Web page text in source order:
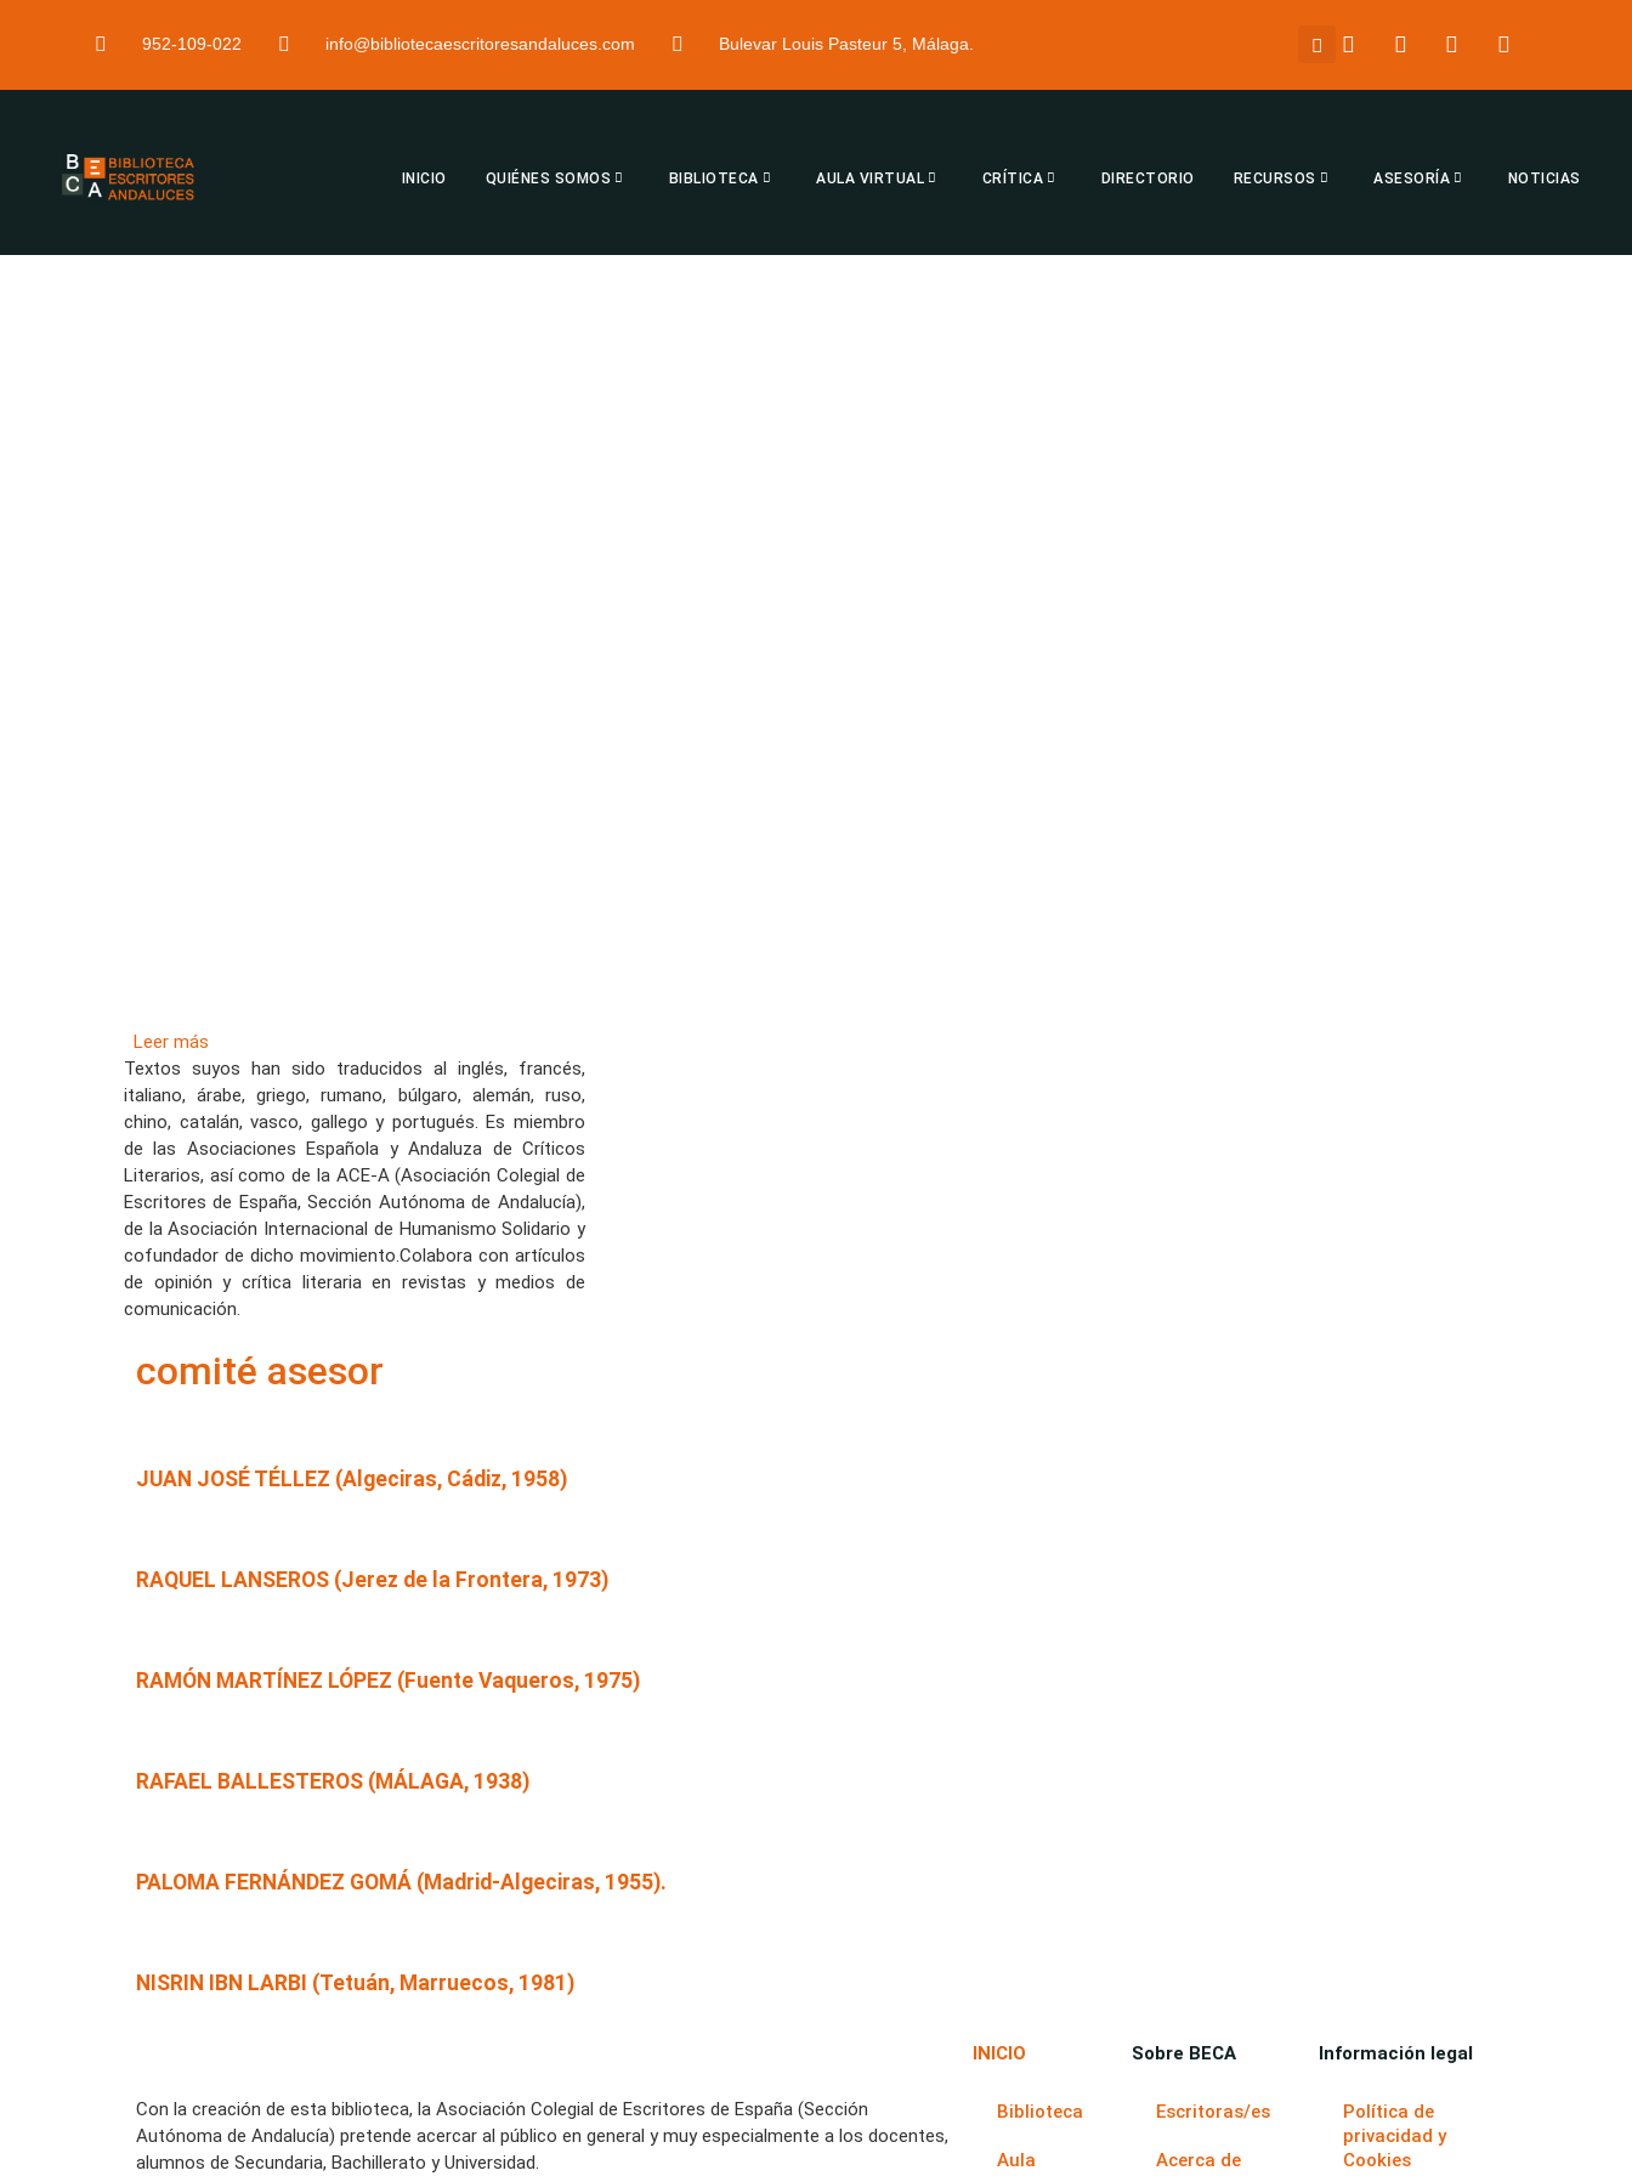
952-109-022 info@bibliotecaescritoresandaluces.com Bulevar Louis Pasteur 5, Málaga.
INICIO QUIÉNES SOMOS BIBLIOTECA AULA VIRTUAL CRÍTICA DIRECTORIO RECURSOS ASESORÍA NOTICIAS
Leer más
Textos suyos han sido traducidos al inglés, francés,
italiano, árabe, griego, rumano, búlgaro, alemán, ruso,
chino, catalán, vasco, gallego y portugués. Es miembro
de las Asociaciones Española y Andaluza de Críticos
Literarios, así como de la ACE-A (Asociación Colegial de
Escritores de España, Sección Autónoma de Andalucía),
de la Asociación Internacional de Humanismo Solidario y
cofundador de dicho movimiento.Colabora con artículos
de opinión y crítica literaria en revistas y medios de
comunicación.
comité asesor
JUAN JOSÉ TÉLLEZ (Algeciras, Cádiz, 1958)
RAQUEL LANSEROS (Jerez de la Frontera, 1973)
RAMÓN MARTÍNEZ LÓPEZ (Fuente Vaqueros, 1975)
RAFAEL BALLESTEROS (MÁLAGA, 1938)
PALOMA FERNÁNDEZ GOMÁ (Madrid-Algeciras, 1955).
NISRIN IBN LARBI (Tetuán, Marruecos, 1981)
Con la creación de esta biblioteca, la Asociación Colegial de Escritores de España (Sección
Autónoma de Andalucía) pretende acercar al público en general y muy especialmente a los docentes,
alumnos de Secundaria, Bachillerato y Universidad.
INICIO
Biblioteca
Aula
Sobre BECA
Escritoras/es
Acerca de
Información legal
Política de
privacidad y
Cookies